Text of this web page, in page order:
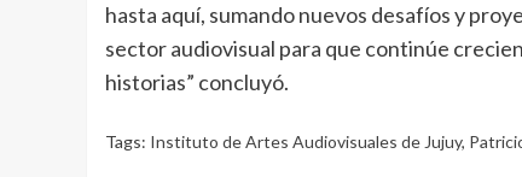
hasta aquí, sumando nuevos desafíos y
sector audiovisual para que continúe
historias” concluyó.
Tags: Instituto de Artes Audiovisuales de Jujuy,